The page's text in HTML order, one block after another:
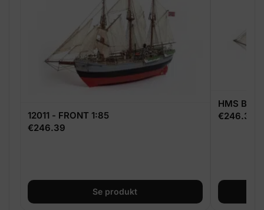
12011 - FRONT 1:85
€246.39
Se produkt
HMS
€246.39